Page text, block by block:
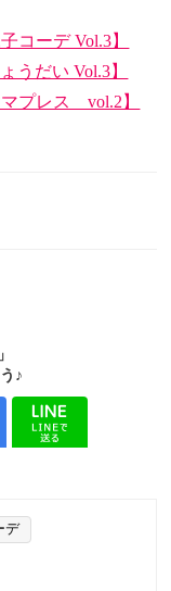
コーデ Vol.3】
うだい Vol.3】
プレス vol.2】
♪
デ